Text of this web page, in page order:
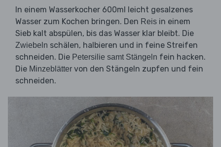
In einem Wasserkocher 600ml leicht gesalzenes
Wasser zum Kochen bringen. Den Reis in einem
Sieb kalt abspülen, bis das Wasser klar bleibt. Die
Zwiebeln schälen, halbieren und in feine Streifen
schneiden. Die Petersilie samt Stängeln fein hacken.
Die Minzeblätter von den Stängeln zupfen und fein
schneiden.